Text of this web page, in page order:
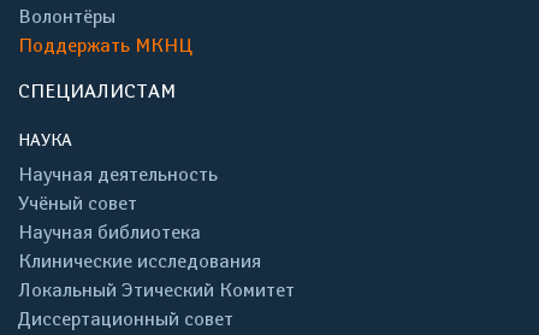
Волонтёры
Поддержать МКНЦ
СПЕЦИАЛИСТАМ
НАУКА
Научная деятельность
Учёный совет
Научная библиотека
Клинические исследования
Локальный Этический Комитет
Диссертационный совет